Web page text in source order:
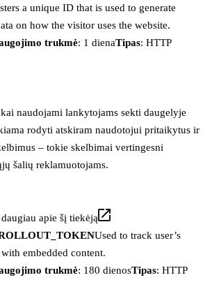
a unique ID that is used to generate
on how the visitor uses the website.
trukmė: 1 dienaTipas: HTTP
naudojami lankytojams sekti daugelyje
rodyti atskiram naudotojui pritaikytus ir
– tokie skelbimai vertingesni
šalių reklamuotojams.
apie šį tiekėją
ROLLOUT_TOKENUsed to track user’s
embedded content.
trukmė: 180 dienosTipas: HTTP